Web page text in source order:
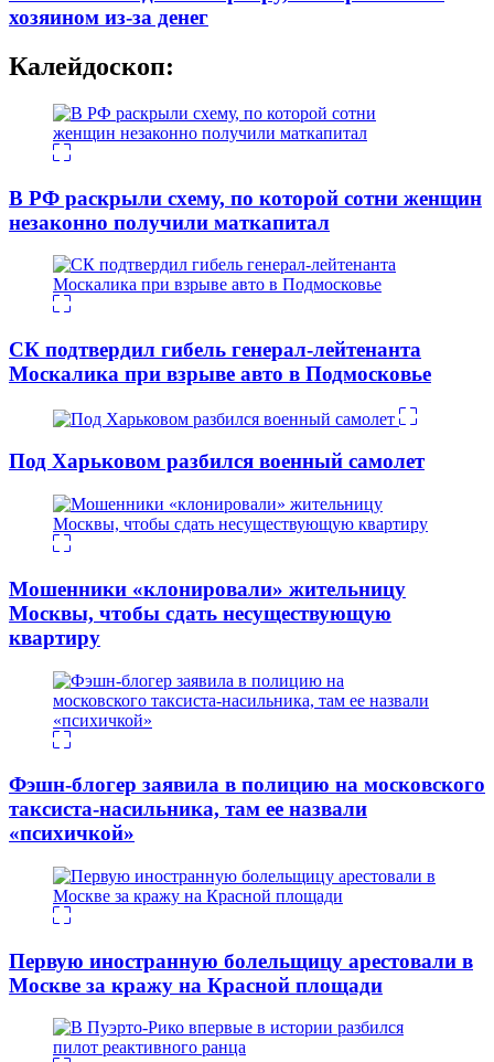
хозяином из-за денег
Калейдоскоп:
В РФ раскрыли схему, по которой сотни женщин
незаконно получили маткапитал
СК подтвердил гибель генерал-лейтенанта
Москалика при взрыве авто в Подмосковье
Под Харьковом разбился военный самолет
Мошенники «клонировали» жительницу
Москвы, чтобы сдать несуществующую
квартиру
Фэшн-блогер заявила в полицию на московского
таксиста-насильника, там ее назвали
«психичкой»
Первую иностранную болельщицу арестовали в
Москве за кражу на Красной площади